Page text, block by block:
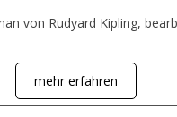
von Rudyard Kipling,
mehr erfahren